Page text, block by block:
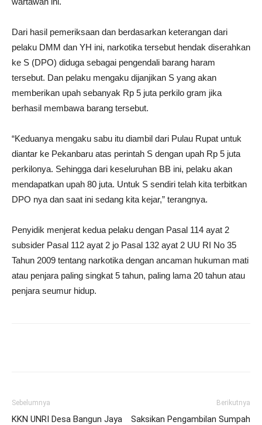
Dari hasil pemeriksaan dan berdasarkan keterangan dari
pelaku DMM dan YH ini, narkotika tersebut hendak diserahkan
ke S (DPO) diduga sebagai pengendali barang haram
tersebut. Dan pelaku mengaku dijanjikan S yang akan
memberikan upah sebanyak Rp 5 juta perkilo gram jika
berhasil membawa barang tersebut.
“Keduanya mengaku sabu itu diambil dari Pulau Rupat untuk
diantar ke Pekanbaru atas perintah S dengan upah Rp 5 juta
perkilonya. Sehingga dari keseluruhan BB ini, pelaku akan
mendapatkan upah 80 juta. Untuk S sendiri telah kita terbitkan
DPO nya dan saat ini sedang kita kejar,” terangnya.
Penyidik menjerat kedua pelaku dengan Pasal 114 ayat 2
subsider Pasal 112 ayat 2 jo Pasal 132 ayat 2 UU RI No 35
Tahun 2009 tentang narkotika dengan ancaman hukuman mati
atau penjara paling singkat 5 tahun, paling lama 20 tahun atau
penjara seumur hidup.
Sebelumnya
KKN UNRI Desa Bangun Jaya
Berikutnya
Saksikan Pengambilan Sumpah